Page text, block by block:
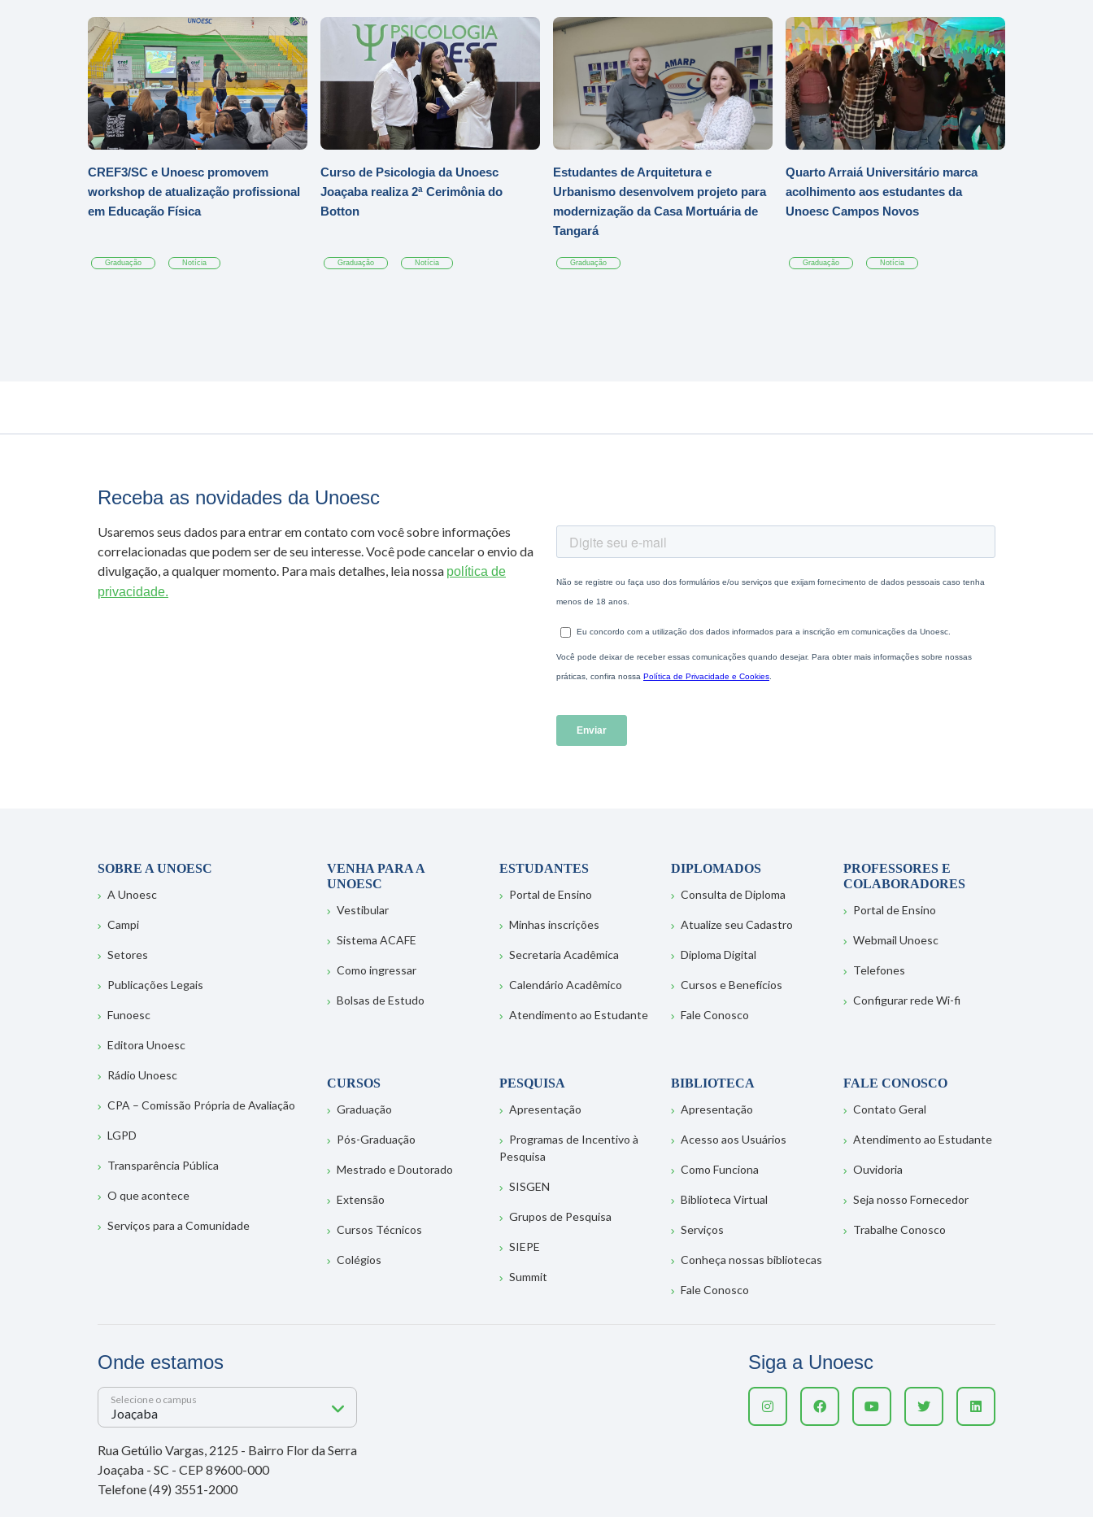
CREF3/SC e Unoesc promovem
workshop de atualização profissional
em Educação Física
Graduação Notícia
Curso de Psicologia da Unoesc
Joaçaba realiza 2ª Cerimônia do
Botton
Graduação Notícia
Estudantes de Arquitetura e
Urbanismo desenvolvem projeto para
modernização da Casa Mortuária de
Tangará
Graduação
Quarto Arraiá Universitário marca
acolhimento aos estudantes da
Unoesc Campos Novos
Graduação Notícia
Receba as novidades da Unoesc
Usaremos seus dados para entrar em contato com você sobre informações
correlacionadas que podem ser de seu interesse. Você pode cancelar o envio da
divulgação, a qualquer momento. Para mais detalhes, leia nossa política de
privacidade.
SOBRE A UNOESC
A Unoesc
Campi
Setores
Publicações Legais
Funoesc
Editora Unoesc
Rádio Unoesc
CPA – Comissão Própria de Avaliação
LGPD
Transparência Pública
O que acontece
Serviços para a Comunidade
VENHA PARA A
UNOESC
Vestibular
Sistema ACAFE
Como ingressar
Bolsas de Estudo
ESTUDANTES
Portal de Ensino
Minhas inscrições
Secretaria Acadêmica
Calendário Acadêmico
Atendimento ao Estudante
DIPLOMADOS
Consulta de Diploma
Atualize seu Cadastro
Diploma Digital
Cursos e Benefícios
Fale Conosco
PROFESSORES E
COLABORADORES
Portal de Ensino
Webmail Unoesc
Telefones
Configurar rede Wi-fi
CURSOS
Graduação
Pós-Graduação
Mestrado e Doutorado
Extensão
Cursos Técnicos
Colégios
PESQUISA
Apresentação
Programas de Incentivo à
Pesquisa
SISGEN
Grupos de Pesquisa
SIEPE
Summit
BIBLIOTECA
Apresentação
Acesso aos Usuários
Como Funciona
Biblioteca Virtual
Serviços
Conheça nossas bibliotecas
Fale Conosco
FALE CONOSCO
Contato Geral
Atendimento ao Estudante
Ouvidoria
Seja nosso Fornecedor
Trabalhe Conosco
Onde estamos
Selecione o campus
Rua Getúlio Vargas, 2125 - Bairro Flor da Serra
Joaçaba - SC - CEP 89600-000
Telefone (49) 3551-2000
Siga a Unoesc